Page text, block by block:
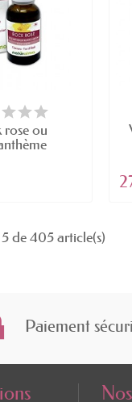
rose ou
de 405 article(s)
Paiement